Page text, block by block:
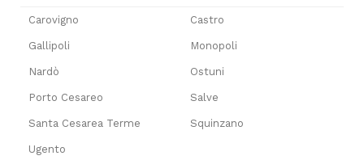
Carovigno Castro
Gallipoli Monopoli
Nardò Ostuni
Porto Cesareo Salve
Santa Cesarea Terme Squinzano
Ugento